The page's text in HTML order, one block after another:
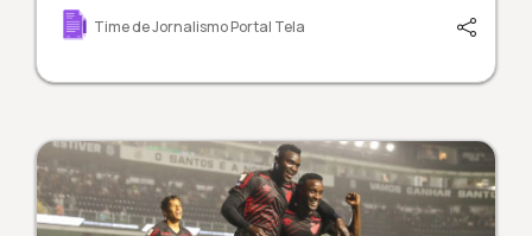
Time de Jornalismo Portal Tela